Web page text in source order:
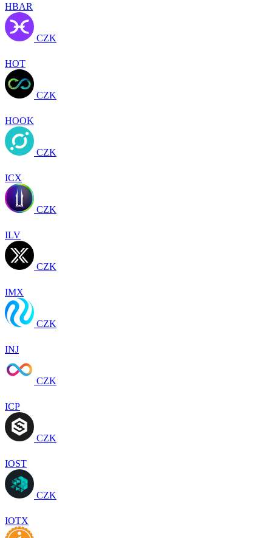
HBAR
CZK
HOT
CZK
HOOK
CZK
ICX
CZK
ILV
CZK
IMX
CZK
INJ
CZK
ICP
CZK
IOST
CZK
IOTX